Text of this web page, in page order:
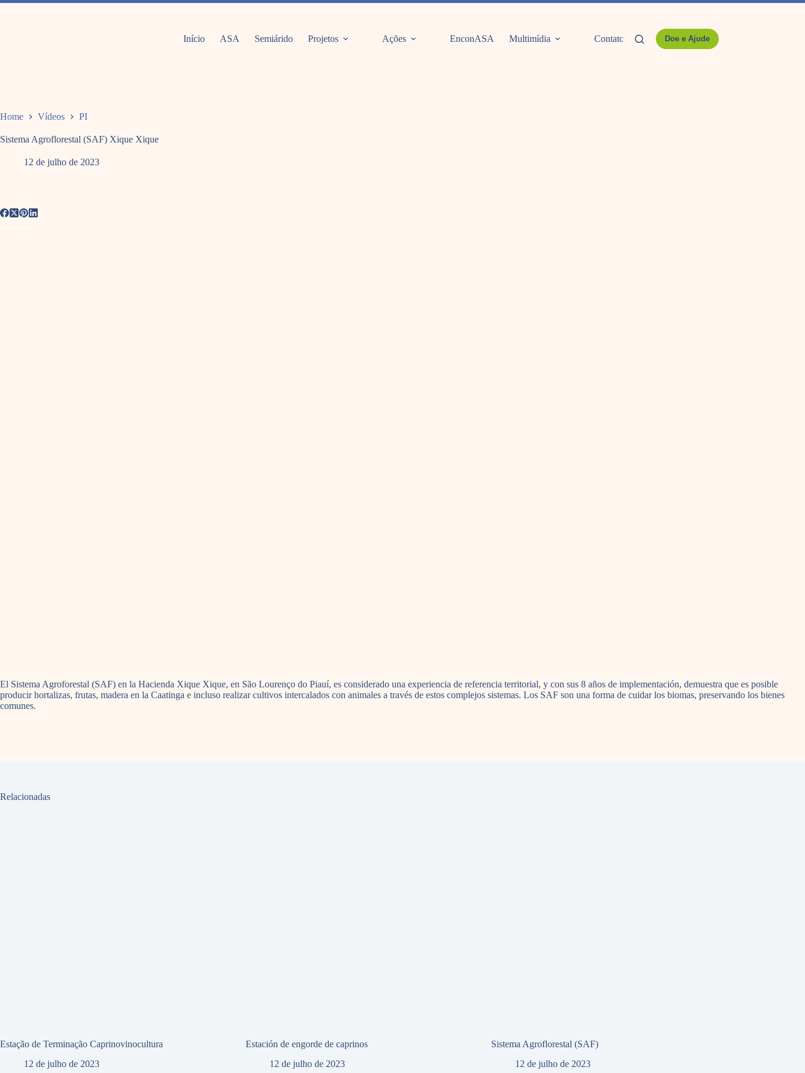
Pular
Início ASA Semiárido Projetos Ações EnconASA Multimídia Contato Doe e Ajude
Home Vídeos PI
Sistema Agroflorestal (SAF) Xique Xique
12 de julho de 2023
El Sistema Agroforestal (SAF) en la Hacienda Xique Xique, en São Lourenço do Piauí, es considerado una experiencia de referencia territorial, y con sus 8 años de implementación, demuestra que es posible
producir hortalizas, frutas, madera en la Caatinga e incluso realizar cultivos intercalados con animales a través de estos complejos sistemas. Los SAF son una forma de cuidar los biomas, preservando los bienes
comunes.
Relacionadas
Estação de Terminação Caprinovinocultura
12 de julho de 2023
Estación de engorde de caprinos
12 de julho de 2023
Sistema Agroflorestal (SAF)
12 de julho de 2023